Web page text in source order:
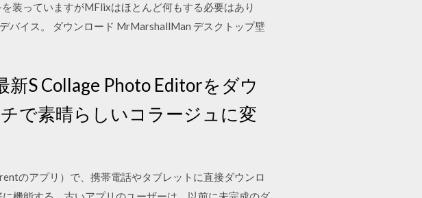
装っていますがMFlixはほとんど何もする必要はあり
バイス。 ダウンロード MrMarshallMan デスクトップ壁
S Collage Photo Editorをダウ
で素晴らしいコラージュに変
のアプリ）で、携帯電話やタブレットに直接ダウンロ